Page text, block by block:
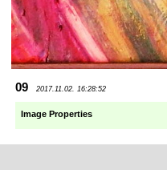
09 2017.11.02. 16:28:52
Image Properties